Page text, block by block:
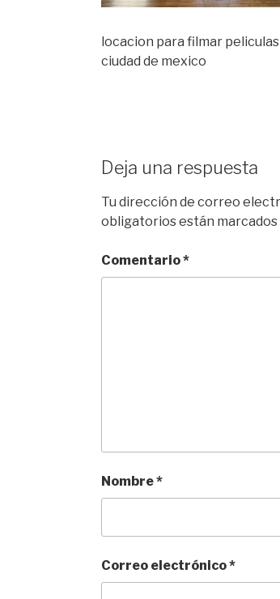
locacion para filmar
ciudad de mexico
Deja una respuesta
Tu dirección de correo
obligatorios están marcados
Comentario*
Nombre*
Correo electrónico*